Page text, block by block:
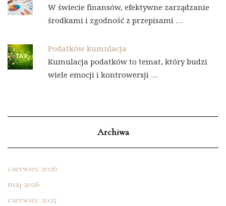
W świecie finansów, efektywne zarządzanie
środkami i zgodność z przepisami …
Podatków kumulacja
Kumulacja podatków to temat, który budzi
wiele emocji i kontrowersji …
Archiwa
czerwiec 2026
maj 2026
czerwiec 2025